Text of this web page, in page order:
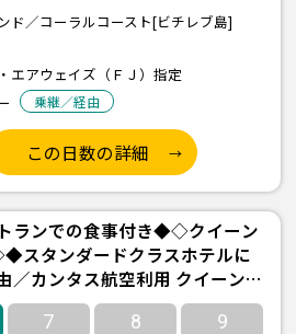
ド／コーラルコースト[ビチレブ島]
エアウェイズ（ＦＪ）指定
乗継／経由
この日数の詳細
ランでの食事付き◆◇クイーン
スタンダードクラスホテルに
／カンタス航空利用 クイーンズ
7 8 9